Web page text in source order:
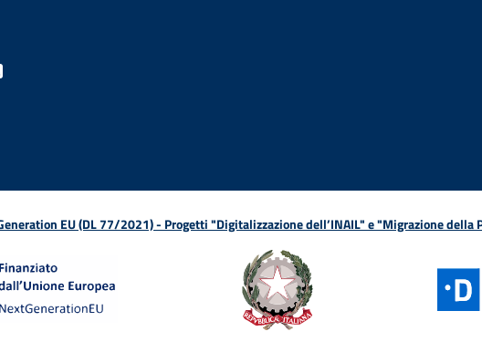
EU (DL 77/2021) - Progetti "Digitalizzazione dell’INAIL" e "Migrazione della